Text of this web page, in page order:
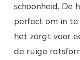
schoonheid. De
perfect om in te
het zorgt voor
de ruige